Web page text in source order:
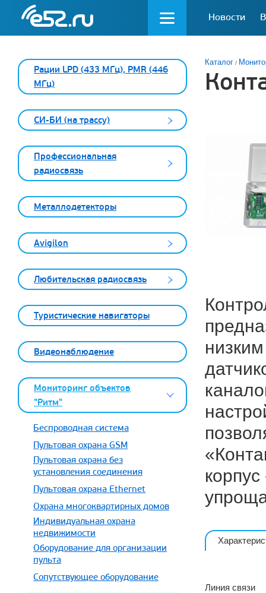
Новости
Рации LPD (433 МГц), PMR (446
МГц)
СИ-БИ (на трассу)
Профессиональная
радиосвязь
Металлодетекторы
Avigilon
Любительская радиосвязь
Туристические навигаторы
Видеонаблюдение
Мониторинг объектов
"Ритм"
Беспроводная система
Пультовая охрана GSM
Пультовая охрана без
установления соединения
Пультовая охрана Ethernet
Охрана многоквартирных домов
Индивидуальная охрана
недвижимости
Оборудование для организации
пульта
Сопутствующее оборудование
Каталог
Линия связи